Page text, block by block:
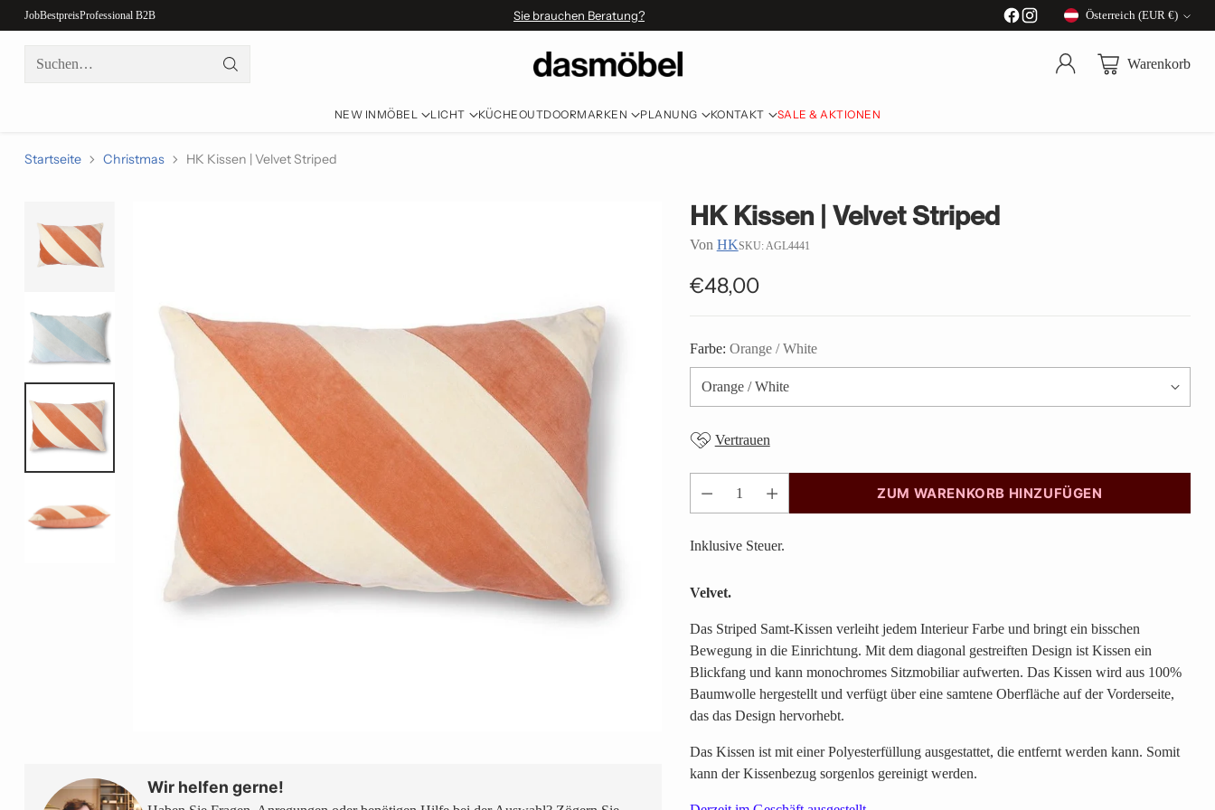
JobBestpreisProfessional B2B Sie brauchen Beratung?
Währung
Österreich (EUR €)
Suchen… Warenkorb
NEW IN MÖBEL LICHT KÜCHEOUTDOORMARKEN PLANUNG KONTAKT SALE & AKTIONEN
Startseite Christmas HK Kissen | Velvet Striped
Wir helfen gerne!
HK Kissen | Velvet Striped
Von HKSKU: AGL4441
Normaler
€48,00
Farbe: Orange / White
Vertrauen
Anzahl
ZUM WARENKORB HINZUFÜGEN
Inklusive Steuer.
Velvet.
Das Striped Samt-Kissen verleiht jedem Interieur Farbe und bringt ein bisschen
Bewegung in die Einrichtung. Mit dem diagonal gestreiften Design ist Kissen ein
Blickfang und kann monochromes Sitzmobiliar aufwerten. Das Kissen wird aus 100%
Baumwolle hergestellt und verfügt über eine samtene Oberfläche auf der Vorderseite,
das das Design hervorhebt.
Das Kissen ist mit einer Polyesterfüllung ausgestattet, die entfernt werden kann. Somit
kann der Kissenbezug sorgenlos gereinigt werden.